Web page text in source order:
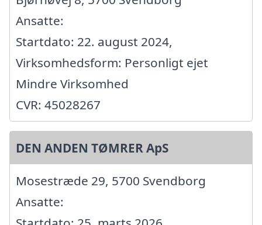
Ansatte:
Startdato: 22. august 2024,
Virksomhedsform: Personligt ejet
Mindre Virksomhed
CVR: 45028267
DEN ANDEN TØMRER ApS
Mosestræde 29, 5700 Svendborg
Ansatte: